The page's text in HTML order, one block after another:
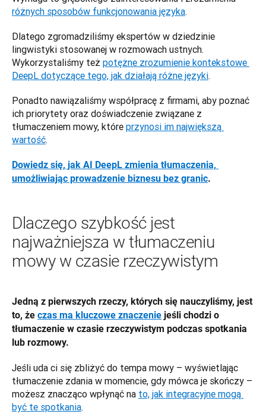
różnych sposobów funkcjonowania języka.
Dlatego zgromadziliśmy ekspertów w dziedzinie
lingwistyki stosowanej w rozmowach ustnych.
Wykorzystaliśmy też potężne zrozumienie kontekstowe
DeepL dotyczące tego, jak działają różne języki.
Ponadto nawiązaliśmy współpracę z firmami, aby poznać
ich priorytety oraz doświadczenie związane z
tłumaczeniem mowy, które przynosi im największą
wartość.
Dowiedz się, jak AI DeepL zmienia tłumaczenia,
umożliwiając prowadzenie biznesu bez granic.
Dlaczego szybkość jest
najważniejsza w tłumaczeniu
mowy w czasie rzeczywistym
Jedną z pierwszych rzeczy, których się nauczyliśmy, jest
to, że czas ma kluczowe znaczenie jeśli chodzi o
tłumaczenie w czasie rzeczywistym podczas spotkania
lub rozmowy.
Jeśli uda ci się zbliżyć do tempa mowy – wyświetlając
tłumaczenie zdania w momencie, gdy mówca je skończy –
możesz znacząco wpłynąć na to, jak integracyjne mogą
być te spotkania.